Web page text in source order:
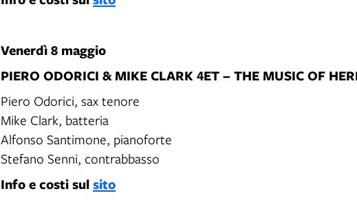
Venerdì 8 maggio
PIERO ODORICI & MIKE CLARK 4ET – THE MUSIC OF
Piero Odorici, sax tenore
Mike Clark, batteria
Alfonso Santimone, pianoforte
Stefano Senni, contrabbasso
Info e costi sulsito